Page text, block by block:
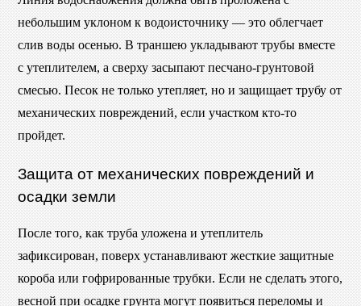
небольшим уклоном к водоисточнику — это облегчает
слив воды осенью. В траншею укладывают трубы вместе
с утеплителем, а сверху засыпают песчано-грунтовой
смесью. Песок не только утепляет, но и защищает трубу от
механических повреждений, если участком кто-то
пройдет.
Защита от механических повреждений и
осадки земли
После того, как труба уложена и утеплитель
зафиксирован, поверх устанавливают жесткие защитные
короба или гофрированные трубки. Если не сделать этого,
весной при осадке грунта могут появиться переломы и